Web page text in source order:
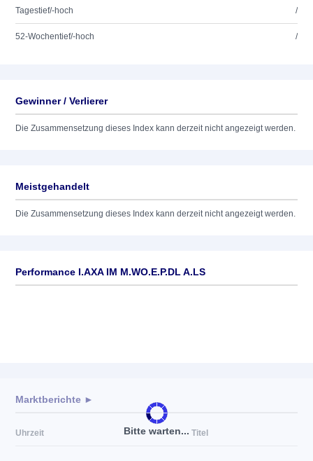
Tagestief/-hoch /
52-Wochentief/-hoch /
Gewinner / Verlierer
Die Zusammensetzung dieses Index kann derzeit nicht angezeigt werden.
Meistgehandelt
Die Zusammensetzung dieses Index kann derzeit nicht angezeigt werden.
Performance I.AXA IM M.WO.E.P.DL A.LS
Bitte warten...
Marktberichte ►
Uhrzeit Titel